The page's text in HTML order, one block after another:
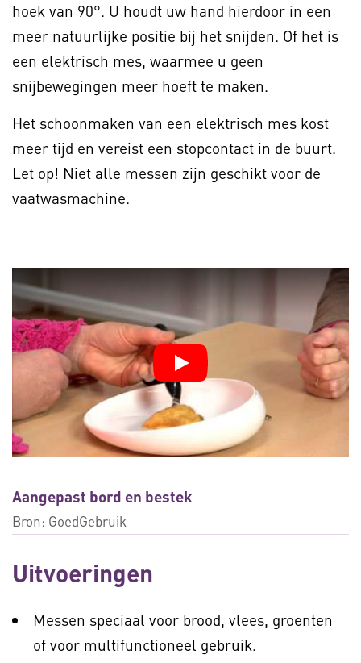
hoek van 90°. U houdt uw hand hierdoor in een
meer natuurlijke positie bij het snijden. Of het is
een elektrisch mes, waarmee u geen
snijbewegingen meer hoeft te maken.
Het schoonmaken van een elektrisch mes kost
meer tijd en vereist een stopcontact in de buurt.
Let op! Niet alle messen zijn geschikt voor de
vaatwasmachine.
Aangepast bord en bestek
Bron: GoedGebruik
Uitvoeringen
Messen speciaal voor brood, vlees, groenten
of voor multifunctioneel gebruik.